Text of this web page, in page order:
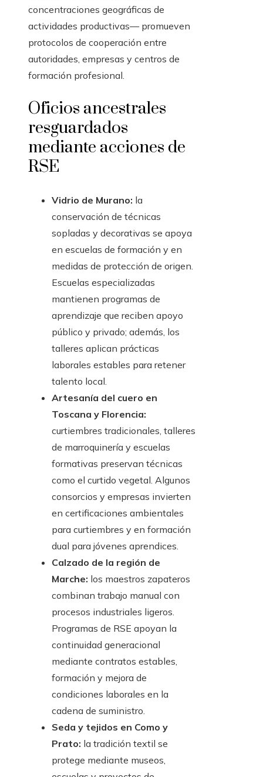
concentraciones geográficas de
actividades productivas— promueven
protocolos de cooperación entre
autoridades, empresas y centros de
formación profesional.
Oficios ancestrales
resguardados
mediante acciones de
RSE
Vidrio de Murano: la
conservación de técnicas
sopladas y decorativas se apoya
en escuelas de formación y en
medidas de protección de origen.
Escuelas especializadas
mantienen programas de
aprendizaje que reciben apoyo
público y privado; además, los
talleres aplican prácticas
laborales estables para retener
talento local.
Artesanía del cuero en
Toscana y Florencia:
curtiembres tradicionales, talleres
de marroquinería y escuelas
formativas preservan técnicas
como el curtido vegetal. Algunos
consorcios y empresas invierten
en certificaciones ambientales
para curtiembres y en formación
dual para jóvenes aprendices.
Calzado de la región de
Marche: los maestros zapateros
combinan trabajo manual con
procesos industriales ligeros.
Programas de RSE apoyan la
continuidad generacional
mediante contratos estables,
formación y mejora de
condiciones laborales en la
cadena de suministro.
Seda y tejidos en Como y
Prato: la tradición textil se
protege mediante museos,